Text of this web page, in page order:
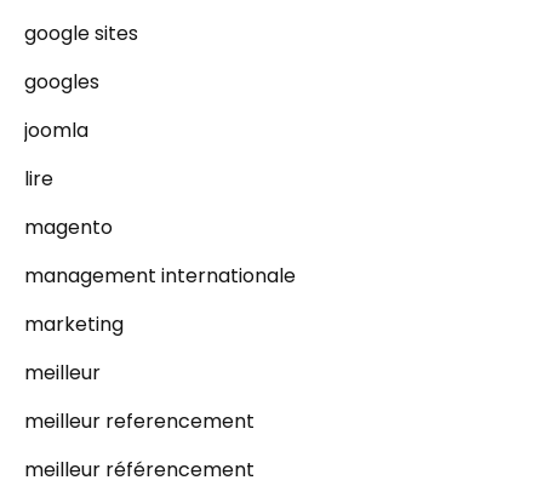
google sites
googles
joomla
lire
magento
management internationale
marketing
meilleur
meilleur referencement
meilleur référencement